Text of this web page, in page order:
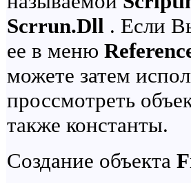
Scrrun.Dll . Если
ее в меню
можете затем
проссмотреть
также константы.
Создание объекта